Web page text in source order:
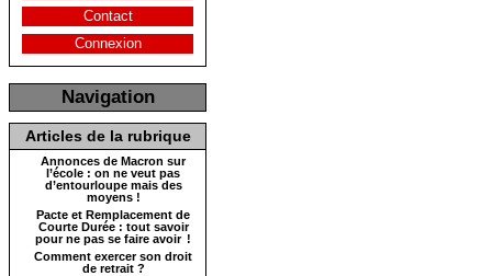
Contact
Connexion
Navigation
Articles de la rubrique
Annonces de Macron sur
l’école : on ne veut pas
d’entourloupe mais des
moyens !
Pacte et Remplacement de
Courte Durée : tout savoir
pour ne pas se faire avoir !
Comment exercer son droit
de retrait ?